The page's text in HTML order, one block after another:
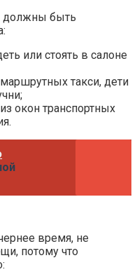
должны быть
или стоять в салоне
такси, дети
окон транспортных
время, не
потому что